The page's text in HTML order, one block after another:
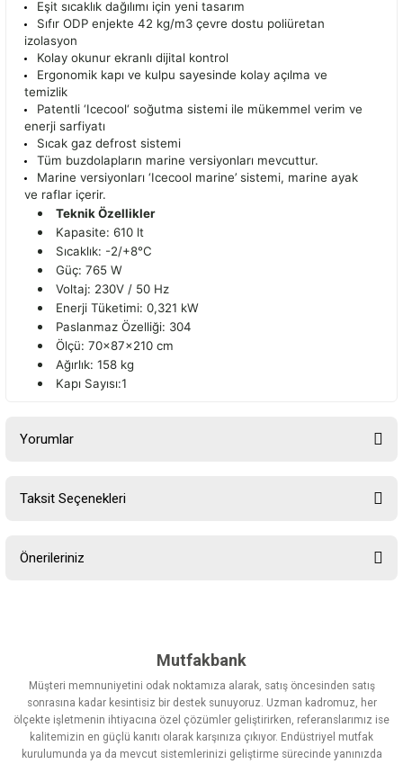
Eşit sıcaklık dağılımı için yeni tasarım
Sıfır ODP enjekte 42 kg/m3 çevre dostu poliüretan
izolasyon
Kolay okunur ekranlı dijital kontrol
Ergonomik kapı ve kulpu sayesinde kolay açılma ve
temizlik
Patentli ‘Icecool‘ soğutma sistemi ile mükemmel verim ve
enerji sarfiyatı
Sıcak gaz defrost sistemi
Tüm buzdolapların marine versiyonları mevcuttur.
Marine versiyonları ‘Icecool marine’ sistemi, marine ayak
ve raflar içerir.
Teknik Özellikler
Kapasite: 610 lt
Sıcaklık: -2/+8°C
Güç: 765 W
Voltaj: 230V / 50 Hz
Enerji Tüketimi: 0,321 kW
Paslanmaz Özelliği: 304
Ölçü: 70x87x210 cm
Ağırlık: 158 kg
Kapı Sayısı:1
Yorumlar
Taksit Seçenekleri
Önerileriniz
Görüş ve önerileriniz için teşekkür ederiz.
Ürün resmi kalitesiz, bozuk veya görüntülenemiyor.
Ürün açıklamasında eksik bilgiler bulunuyor.
Ürün bilgilerinde hatalar bulunuyor.
Mutfakbank
Müşteri memnuniyetini odak noktamıza alarak, satış öncesinden satış
sonrasına kadar kesintisiz bir destek sunuyoruz. Uzman kadromuz, her
ölçekte işletmenin ihtiyacına özel çözümler geliştirirken, referanslarımız ise
kalitemizin en güçlü kanıtı olarak karşınıza çıkıyor. Endüstriyel mutfak
kurulumunda ya da mevcut sistemlerinizi geliştirme sürecinde yanınızda